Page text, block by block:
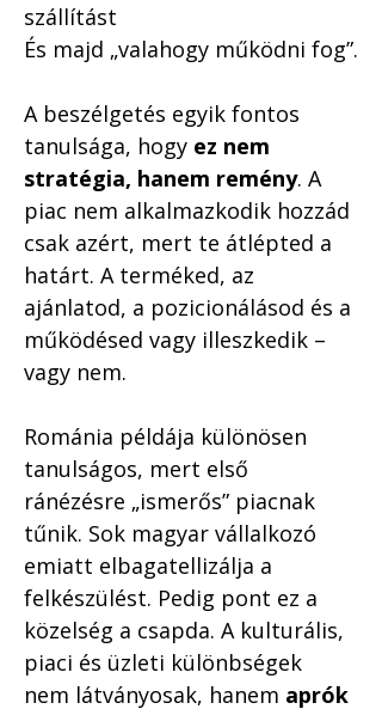
szállítást
És majd „valahogy működni fog”.
A beszélgetés egyik fontos
tanulsága, hogy ez nem
stratégia, hanem remény. A
piac nem alkalmazkodik hozzád
csak azért, mert te átlépted a
határt. A terméked, az
ajánlatod, a pozicionálásod és a
működésed vagy illeszkedik –
vagy nem.
Románia példája különösen
tanulságos, mert első
ránézésre „ismerős” piacnak
tűnik. Sok magyar vállalkozó
emiatt elbagatellizálja a
felkészülést. Pedig pont ez a
közelség a csapda. A kulturális,
piaci és üzleti különbségek
nem látványosak, hanem aprók